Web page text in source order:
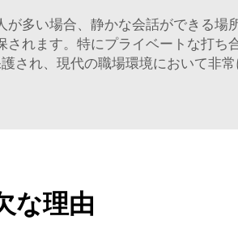
多い場合、静かな会話ができる場
れます。特にプライベートな打ち
され、現代の職場環境において非常
な理由